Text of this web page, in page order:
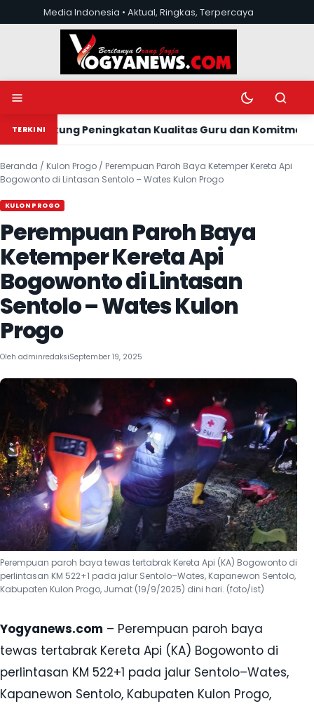
Lewati ke kontenMedia Indonesia • Aktual, Ringkas, Terpercaya
TERKINI
Dukung Peningkatan Kualitas Guru dan Komitmen
Beranda / Kulon Progo / Perempuan Paroh Baya Ketemper Kereta Api
Bogowonto di Lintasan Sentolo – Wates Kulon Progo
KULON PROGO
Perempuan Paroh Baya
Ketemper Kereta Api
Bogowonto di Lintasan
Sentolo – Wates Kulon
Progo
Oleh adminredaksiSeptember 19, 2025
Perempuan paroh baya tewas tertabrak Kereta Api (KA) Bogowonto di
perlintasan KM 522+1 pada jalur Sentolo–Wates, Kapanewon Sentolo,
Kabupaten Kulon Progo, Jumat (19/9/2025) dini hari. (foto/ist)
Yogyanews.com – Perempuan paroh baya
tewas tertabrak Kereta Api (KA) Bogowonto di
perlintasan KM 522+1 pada jalur Sentolo–Wates,
Kapanewon Sentolo, Kabupaten Kulon Progo,